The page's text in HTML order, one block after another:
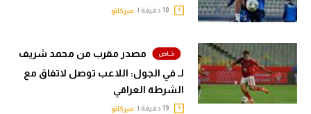
ميركاتو
مصدر مقرب من محمد شريف
لـ في الجول: اللاعب توصل لاتفاق مع
الشرطة العراقي
ميركاتو